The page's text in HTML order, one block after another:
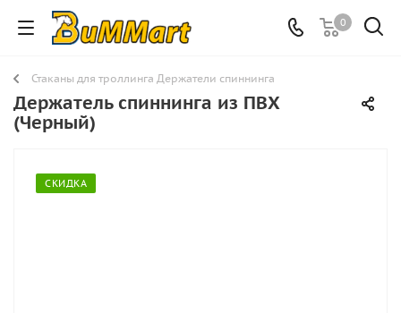
0
Стаканы для троллинга Держатели спиннинга
Держатель спиннинга из ПВХ
(Черный)
СКИДКА